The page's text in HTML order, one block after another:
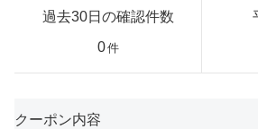
過去30日の確認件数
0件
クーポン内容